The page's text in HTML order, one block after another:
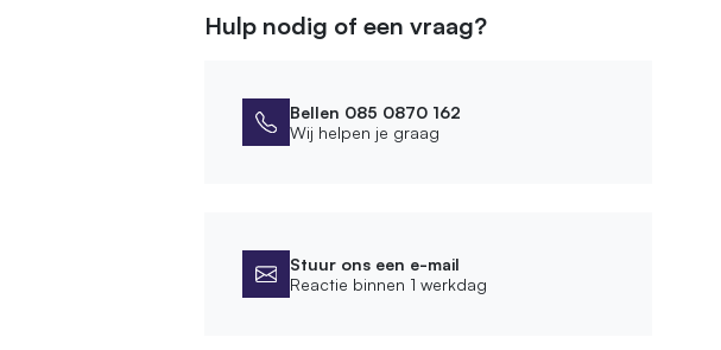
Hulp nodig of een vraag?
Bellen 085 0870 162
Wij helpen je graag
Stuur ons een e-mail
Reactie binnen 1 werkdag